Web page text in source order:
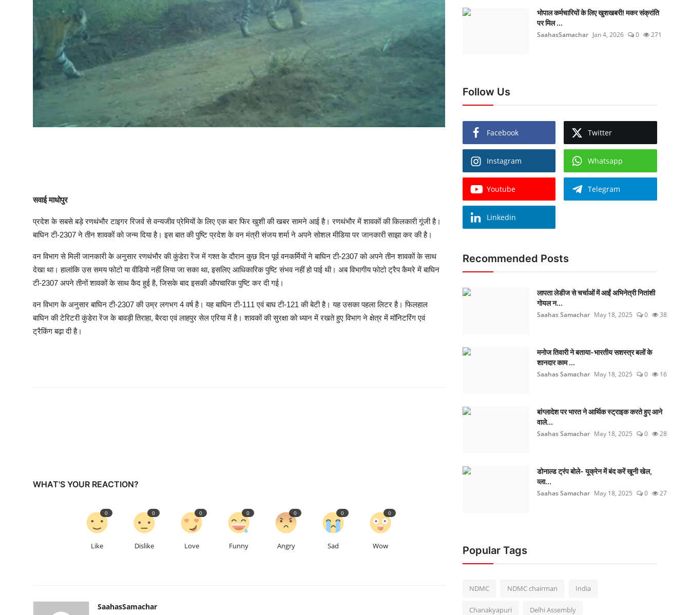
सवाई माधोपुर
प्रदेश के सबसे बड़े रणथंभौर टाइगर रिजर्व से वन्यजीव प्रेमियों के लिए एक बार फिर खुशी की खबर सामने आई है। रणथंभौर में शावकों की किलकारी गूंजी है।
बाघिन टी-2307 ने तीन शावकों को जन्म दिया है। इस बात की पुष्टि प्रदेश के वन मंत्री संजय शर्मा ने अपने सोशल मीडिया पर जानकारी साझा कर की है।
वन विभाग से मिली जानकारी के अनुसार रणथंभौर की कुंडेरा रेंज में गश्त के दौरान कुछ दिन पूर्व वनकर्मियों ने बाघिन टी-2307 को अपने तीन शावकों के साथ
देखा था। हालांकि उस समय फोटो या वीडियो नहीं लिया जा सका था, इसलिए आधिकारिक पुष्टि संभव नहीं हो पाई थी। अब विभागीय फोटो ट्रैप कैमरे में बाघिन
टी-2307 अपने तीनों शावकों के साथ कैद हुई है, जिसके बाद इसकी औपचारिक पुष्टि कर दी गई।
वन विभाग के अनुसार बाघिन टी-2307 की उम्र लगभग 4 वर्ष है। यह बाघिन टी-111 एवं बाघ टी-121 की बेटी है। यह उसका पहला लिटर है। फिलहाल
बाघिन की टेरिटरी कुंडेरा रेंज के बावड़ी तिराहा, बैरदा एवं लाहपुर सेल एरिया में है। शावकों की सुरक्षा को ध्यान में रखते हुए विभाग ने क्षेत्र में मॉनिटरिंग एवं
ट्रैकिंग बढ़ा दी है।
WHAT'S YOUR REACTION?
Like
0
Dislike
0
Love
0
Funny
0
Angry
0
Sad
0
Wow
0
SaahasSamachar
भोपाल कर्मचारियों के लिए खुशखबरी! मकर संक्रांति
पर मिल ...
SaahasSamachar Jan 4, 2026 0 271
Follow Us
Facebook Twitter
Instagram Whatsapp
Youtube Telegram
Linkedin
Recommended Posts
लापता लेडीज से चर्चाओं में आईं अभिनेत्री नितांशी
गोयल न...
Saahas Samachar May 18, 2025 0 38
मनोज तिवारी ने बताया-भारतीय सशस्त्र बलों के
शानदार काम ...
Saahas Samachar May 18, 2025 0 16
बांग्लादेश पर भारत ने आर्थिक स्ट्राइक करते हुए आने
वाले...
Saahas Samachar May 18, 2025 0 28
डोनाल्ड ट्रंप बोले- यूक्रेन में बंद करें खूनी खेल,
व्ला...
Saahas Samachar May 18, 2025 0 27
Popular Tags
NDMC NDMC chairman India
Chanakyapuri Delhi Assembly